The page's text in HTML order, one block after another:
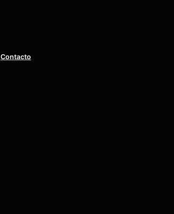
Contacto